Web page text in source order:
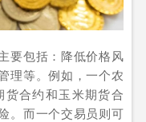
要包括：降低价格风
理等。例如，一个农
合约和玉米期货合
。而一个交易员则可